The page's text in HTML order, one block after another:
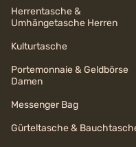
Herrentasche &
Umhängetasche Herren
Kulturtasche
Portemonnaie & Geldbörse
Damen
Messenger Bag
Gürteltasche &